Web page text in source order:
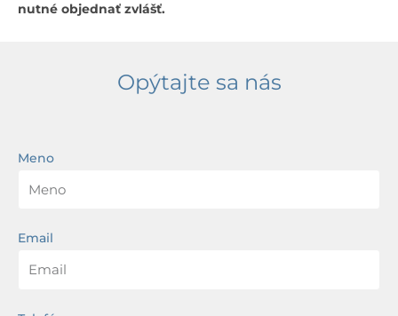
čierna
nutné objednať zvlášť.
Opýtajte sa nás
Meno
Email